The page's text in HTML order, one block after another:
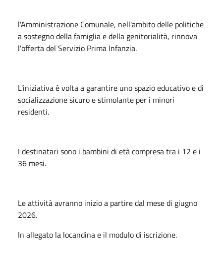
l'Amministrazione Comunale, nell'ambito delle politiche
a sostegno della famiglia e della genitorialità, rinnova
l'offerta del Servizio Prima Infanzia.
L'iniziativa è volta a garantire uno spazio educativo e di
socializzazione sicuro e stimolante per i minori
residenti.
I destinatari sono i bambini di età compresa tra i 12 e i
36 mesi.
Le attività avranno inizio a partire dal mese di giugno
2026.
In allegato la locandina e il modulo di iscrizione.